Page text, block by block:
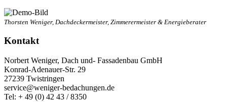
Thorsten Weniger, Dachdeckermeister, Zimmerermeister & Energieberater
Kontakt
Norbert Weniger, Dach und- Fassadenbau GmbH
Konrad-Adenauer-Str. 29
27239 Twistringen
service@weniger-bedachungen.de
Tel: + 49 (0) 42 43 / 8350